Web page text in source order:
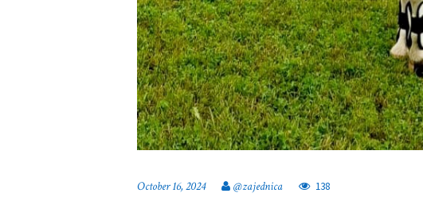
October 16, 2024 @zajednica 138